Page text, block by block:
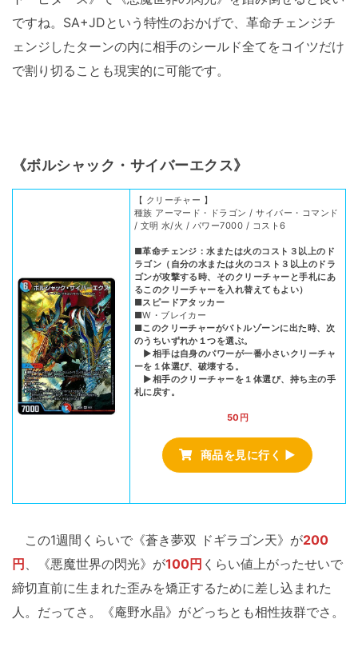
ですね。SA+JDという特性のおかげで、革命チェンジチ
ェンジしたターンの内に相手のシールド全てをコイツだけ
で割り切ることも現実的に可能です。
《ボルシャック・サイバーエクス》
【 クリーチャー 】
種族 アーマード・ドラゴン / サイバー・コマンド
/ 文明 水/火 / パワー7000 / コスト6
■革命チェンジ：水または火のコスト３以上のド
ラゴン（自分の水または火のコスト３以上のドラ
ゴンが攻撃する時、そのクリーチャーと手札にあ
るこのクリーチャーを入れ替えてもよい）
■スピードアタッカー
■W・ブレイカー
■このクリーチャーがバトルゾーンに出た時、次
のうちいずれか１つを選ぶ。
▶︎相手は自身のパワーが一番小さいクリーチャ
ーを１体選び、破壊する。
▶︎相手のクリーチャーを１体選び、持ち主の手
札に戻す。
50円
商品を見に行く ▶
この1週間くらいで《蒼き夢双 ドギラゴン天》が200
円 、《悪魔世界の閃光》が100円 くらい値上がったせいで
締切直前に生まれた歪みを矯正するために差し込まれた
人。だってさ。《庵野水晶》がどっちとも相性抜群でさ。